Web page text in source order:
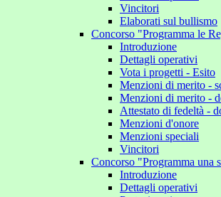
Vincitori
Elaborati sul bullismo
Concorso "Programma le
Introduzione
Dettagli operativi
Vota i progetti - Esito
Menzioni di merito -
Menzioni di merito -
Attestato di fedeltà -
Menzioni d'onore
Menzioni speciali
Vincitori
Concorso "Programma una
Introduzione
Dettagli operativi